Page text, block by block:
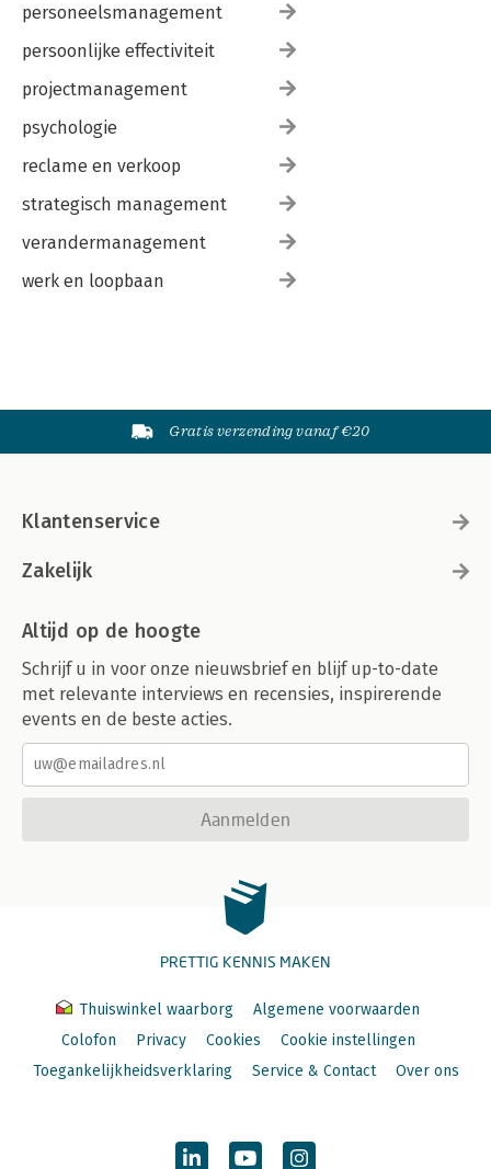
personeelsmanagement
persoonlijke effectiviteit
projectmanagement
psychologie
reclame en verkoop
strategisch management
verandermanagement
werk en loopbaan
Gratis verzending vanaf €20
Klantenservice
Zakelijk
Altijd op de hoogte
Schrijf u in voor onze nieuwsbrief en blijf up-to-date
met relevante interviews en recensies, inspirerende
events en de beste acties.
Aanmelden
PRETTIG KENNIS MAKEN
Thuiswinkel waarborg
Algemene voorwaarden
Colofon
Privacy Cookies
Cookie instellingen
Toegankelijkheidsverklaring
Service & Contact Over ons